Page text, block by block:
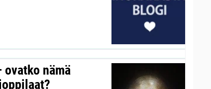
nämä